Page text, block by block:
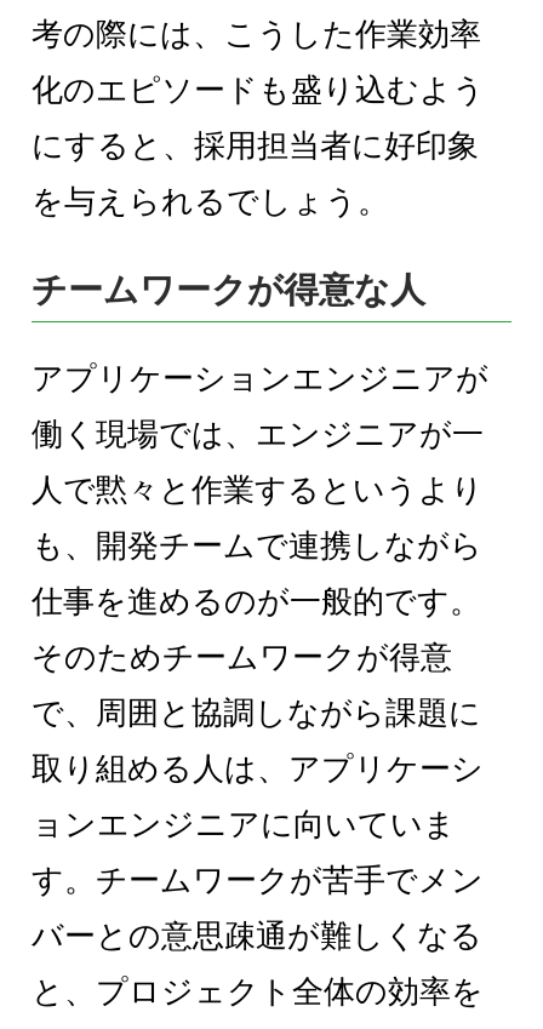
考の際には、こうした作業効率
化のエピソードも盛り込むよう
にすると、採用担当者に好印象
を与えられるでしょう。
チームワークが得意な人
アプリケーションエンジニアが
働く現場では、エンジニアが一
人で黙々と作業するというより
も、開発チームで連携しながら
仕事を進めるのが一般的です。
そのためチームワークが得意
で、周囲と協調しながら課題に
取り組める人は、アプリケーシ
ョンエンジニアに向いていま
す。チームワークが苦手でメン
バーとの意思疎通が難しくなる
と、プロジェクト全体の効率を